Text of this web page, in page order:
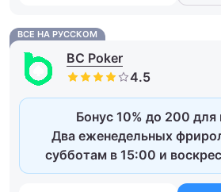
ВСЕ НА РУССКОМ
BC Poker
Бонус 10% до 200 для
Два еженедельных
субботам в 15:00 и